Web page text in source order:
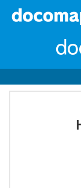
サービス一覧
会社情報